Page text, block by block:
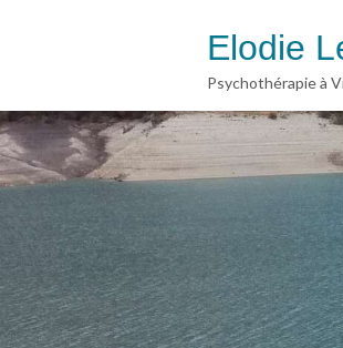
Elodie
Psychothérapie à